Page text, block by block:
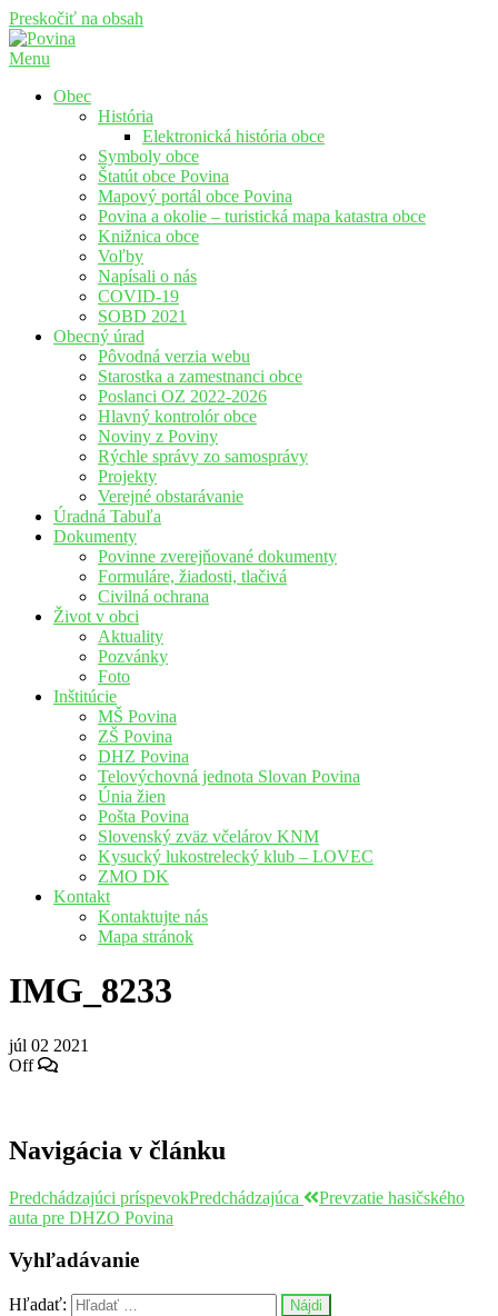
Preskočiť na obsah
Menu
Obec
História
Elektronická história obce
Symboly obce
Štatút obce Povina
Mapový portál obce Povina
Povina a okolie – turistická mapa katastra obce
Knižnica obce
Voľby
Napísali o nás
COVID-19
SOBD 2021
Obecný úrad
Pôvodná verzia webu
Starostka a zamestnanci obce
Poslanci OZ 2022-2026
Hlavný kontrolór obce
Noviny z Poviny
Rýchle správy zo samosprávy
Projekty
Verejné obstarávanie
Úradná Tabuľa
Dokumenty
Povinne zverejňované dokumenty
Formuláre, žiadosti, tlačivá
Civilná ochrana
Život v obci
Aktuality
Pozvánky
Foto
Inštitúcie
MŠ Povina
ZŠ Povina
DHZ Povina
Telovýchovná jednota Slovan Povina
Únia žien
Pošta Povina
Slovenský zväz včelárov KNM
Kysucký lukostrelecký klub – LOVEC
ZMO DK
Kontakt
Kontaktujte nás
Mapa stránok
IMG_8233
júl 02 2021
Off
Navigácia v článku
Predchádzajúci príspevokPredchádzajúca
Prevzatie hasičského
auta pre DHZO Povina
Vyhľadávanie
Hľadať: